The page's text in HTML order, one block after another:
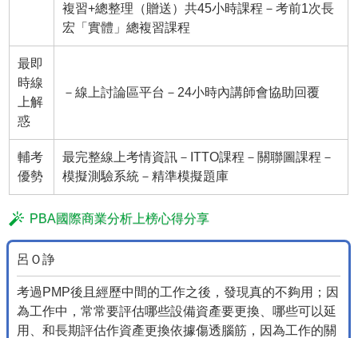
複習+總整理（贈送）共45小時課程－考前1次長
宏「實體」總複習課程
最即
時線
上解
惑
－線上討論區平台－24小時內講師會協助回覆
輔考
優勢
最完整線上考情資訊－ITTO課程－關聯圖課程－
模擬測驗系統－精準模擬題庫
PBA國際商業分析上榜心得分享
呂Ｏ諍
考過PMP後且經歷中間的工作之後，發現真的不夠用；因
為工作中，常常要評估哪些設備資產要更換、哪些可以延
用、和長期評估作資產更換依據傷透腦筋，因為工作的關